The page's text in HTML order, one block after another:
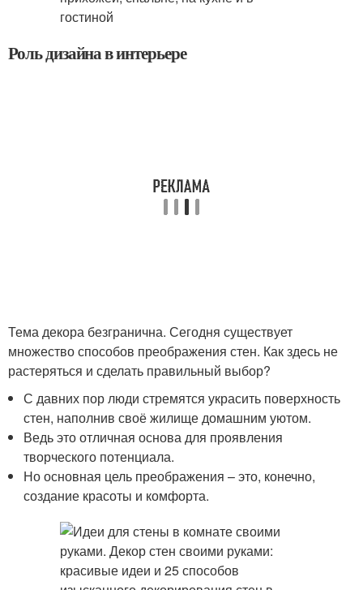
Роль дизайна в интерьере
Тема декора безгранична. Сегодня существует
множество способов преображения стен. Как здесь не
растеряться и сделать правильный выбор?
С давних пор люди стремятся украсить поверхность
стен, наполнив своё жилище домашним уютом.
Ведь это отличная основа для проявления
творческого потенциала.
Но основная цель преображения – это, конечно,
создание красоты и комфорта.